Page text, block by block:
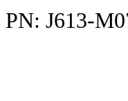
PN: J613-